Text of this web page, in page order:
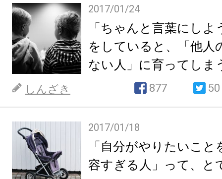
2017/01/24
「ちゃんと言葉にし
をしていると、「他人
ない人」に育ってしま
しんざき 877 50
2017/01/18
「自分がやりたいこ
容すぎる人」って、と